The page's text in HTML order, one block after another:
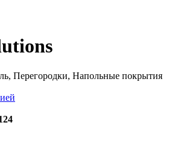
Перегородки, Напольные покрытия